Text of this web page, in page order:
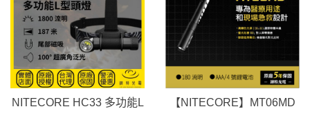
NITECORE HC33 多功能L
【NITECORE】MT06MD